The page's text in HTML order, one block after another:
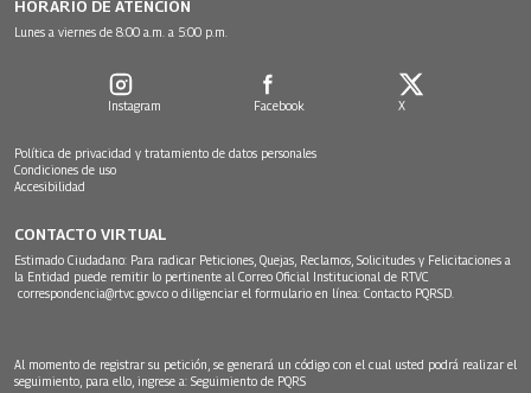
HORARIO DE ATENCIÓN
Lunes a viernes de 8:00 a.m. a 5:00 p.m.
Instagram Facebook X
Política de privacidad y tratamiento de datos personales
Condiciones de uso
Accesibilidad
CONTACTO VIRTUAL
Estimado Ciudadano: Para radicar Peticiones, Quejas, Reclamos, Solicitudes y Felicitaciones a
la Entidad puede remitir lo pertinente al Correo Oficial Institucional de RTVC
correspondencia@rtvc.gov.co o diligenciar el formulario en línea: Contacto PQRSD.
Al momento de registrar su petición, se generará un código con el cual usted podrá realizar el
seguimiento, para ello, ingrese a: Seguimiento de PQRS